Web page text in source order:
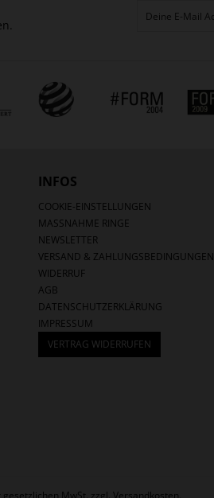
INFOS
COOKIE-EINSTELLUNGEN
MASSNAHME RINGE
NEWSLETTER
VERSAND & ZAHLUNGSBEDINGUNGEN
WIDERRUF
AGB
DATENSCHUTZERKLÄRUNG
IMPRESSUM
VERTRAG WIDERRUFEN
MwSt. zzgl. Versandkosten